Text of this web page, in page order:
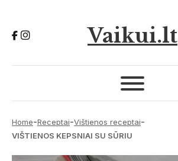
Vaikui.lt
Home-Receptai-Vištienos receptai-
VIŠTIENOS KEPSNIAI SU SŪRIU